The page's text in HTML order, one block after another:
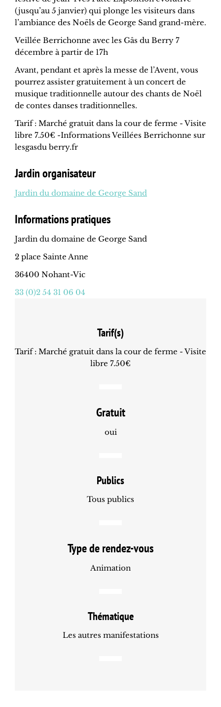
(jusqu’au 5 janvier) qui plonge les visiteurs dans
l’ambiance des Noëls de George Sand grand-mère.
Veillée Berrichonne avec les Gâs du Berry 7
décembre à partir de 17h
Avant, pendant et après la messe de l’Avent, vous
pourrez assister gratuitement à un concert de
musique traditionnelle autour des chants de Noël
de contes danses traditionnelles.
Tarif : Marché gratuit dans la cour de ferme - Visite
libre 7.50€ -Informations Veillées Berrichonne sur
lesgasdu berry.fr
Jardin organisateur
Jardin du domaine de George Sand
Informations pratiques
Jardin du domaine de George Sand
2 place Sainte Anne
36400 Nohant-Vic
33 (0)2 54 31 06 04
Tarif(s)
Tarif : Marché gratuit dans la cour de ferme - Visite
libre 7.50€
Gratuit
oui
Publics
Tous publics
Type de rendez-vous
Animation
Thématique
Les autres manifestations